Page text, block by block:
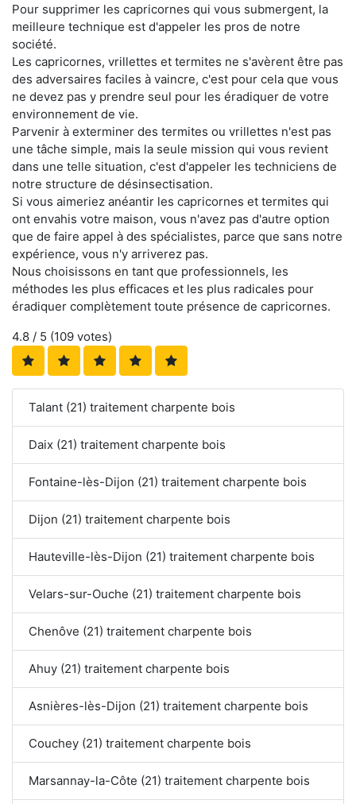
Pour supprimer les capricornes qui vous submergent, la
meilleure technique est d'appeler les pros de notre
société.
Les capricornes, vrillettes et termites ne s'avèrent être pas
des adversaires faciles à vaincre, c'est pour cela que vous
ne devez pas y prendre seul pour les éradiquer de votre
environnement de vie.
Parvenir à exterminer des termites ou vrillettes n'est pas
une tâche simple, mais la seule mission qui vous revient
dans une telle situation, c'est d'appeler les techniciens de
notre structure de désinsectisation.
Si vous aimeriez anéantir les capricornes et termites qui
ont envahis votre maison, vous n'avez pas d'autre option
que de faire appel à des spécialistes, parce que sans notre
expérience, vous n'y arriverez pas.
Nous choisissons en tant que professionnels, les
méthodes les plus efficaces et les plus radicales pour
éradiquer complètement toute présence de capricornes.
4.8 / 5 (109 votes)
Talant (21) traitement charpente bois
Daix (21) traitement charpente bois
Fontaine-lès-Dijon (21) traitement charpente bois
Dijon (21) traitement charpente bois
Hauteville-lès-Dijon (21) traitement charpente bois
Velars-sur-Ouche (21) traitement charpente bois
Chenôve (21) traitement charpente bois
Ahuy (21) traitement charpente bois
Asnières-lès-Dijon (21) traitement charpente bois
Couchey (21) traitement charpente bois
Marsannay-la-Côte (21) traitement charpente bois